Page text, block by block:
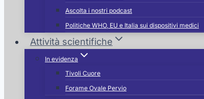
Ascolta i nostri podcast
Politiche WHO, EU e Italia sui dispositivi medici
Attività scientifiche
In evidenza
Tivoli Cuore
Forame Ovale Pervio